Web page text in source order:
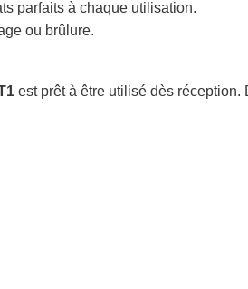
parfaits à chaque utilisation.
ou brûlure.
est prêt à être utilisé dès